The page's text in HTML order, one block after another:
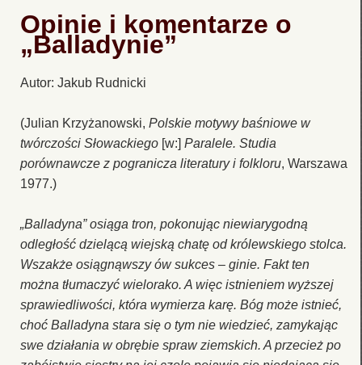
Opinie i komentarze o
„Balladynie”
Autor: Jakub Rudnicki
(Julian Krzyżanowski, Polskie motywy baśniowe w
twórczości Słowackiego [w:] Paralele. Studia
porównawcze z pogranicza literatury i folkloru, Warszawa
1977.)
„Balladyna” osiąga tron, pokonując niewiarygodną
odległość dzielącą wiejską chatę od królewskiego stolca.
Wszakże osiągnąwszy ów sukces – ginie. Fakt ten
można tłumaczyć wielorako. A więc istnieniem wyższej
sprawiedliwości, która wymierza karę. Bóg może istnieć,
choć Balladyna stara się o tym nie wiedzieć, zamykając
swe działania w obrębie spraw ziemskich. A przecież po